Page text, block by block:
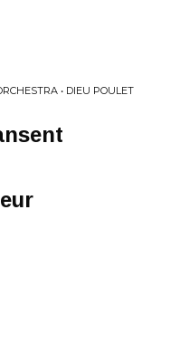
• DIEU POULET